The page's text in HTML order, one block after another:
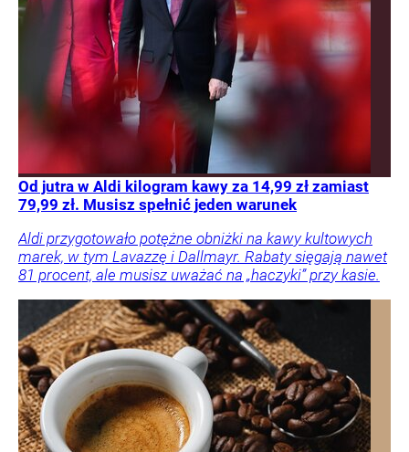
Od jutra w Aldi kilogram kawy za 14,99 zł zamiast
79,99 zł. Musisz spełnić jeden warunek
Aldi przygotowało potężne obniżki na kawy kultowych
marek, w tym Lavazzę i Dallmayr. Rabaty sięgają nawet
81 procent, ale musisz uważać na „haczyki” przy kasie.